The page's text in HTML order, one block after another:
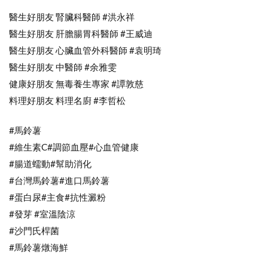
醫生好朋友 腎臟科醫師 #洪永祥
醫生好朋友 肝膽腸胃科醫師 #王威迪
醫生好朋友 心臟血管外科醫師 #袁明琦
醫生好朋友 中醫師 #余雅雯
健康好朋友 無毒養生專家 #譚敦慈
料理好朋友 料理名廚 #李哲松
#馬鈴薯
#維生素C#調節血壓#心血管健康
#腸道蠕動#幫助消化
#台灣馬鈴薯#進口馬鈴薯
#蛋白尿#主食#抗性澱粉
#發芽 #室溫陰涼
#沙門氏桿菌
#馬鈴薯燉海鮮